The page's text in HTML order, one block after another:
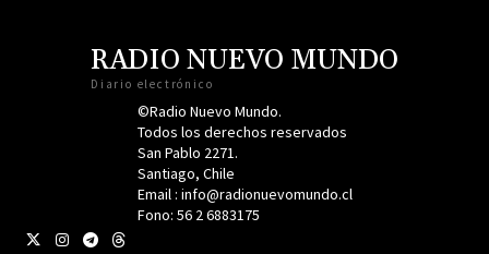
RADIO NUEVO MUNDO
Diario electrónico
©Radio Nuevo Mundo.
Todos los derechos reservados
San Pablo 2271.
Santiago, Chile
Email : info@radionuevomundo.cl
Fono: 56 2 6883175